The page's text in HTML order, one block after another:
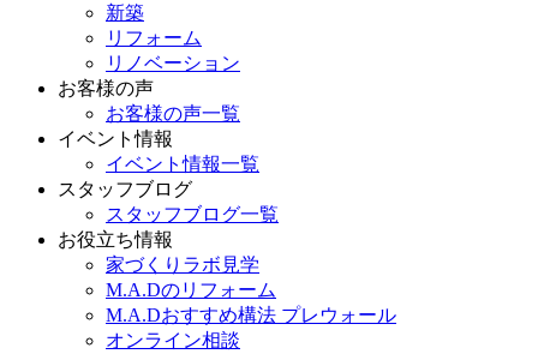
新築
リフォーム
リノベーション
お客様の声
お客様の声一覧
イベント情報
イベント情報一覧
スタッフブログ
スタッフブログ一覧
お役立ち情報
家づくりラボ見学
M.A.Dのリフォーム
M.A.Dおすすめ構法 プレウォール
オンライン相談